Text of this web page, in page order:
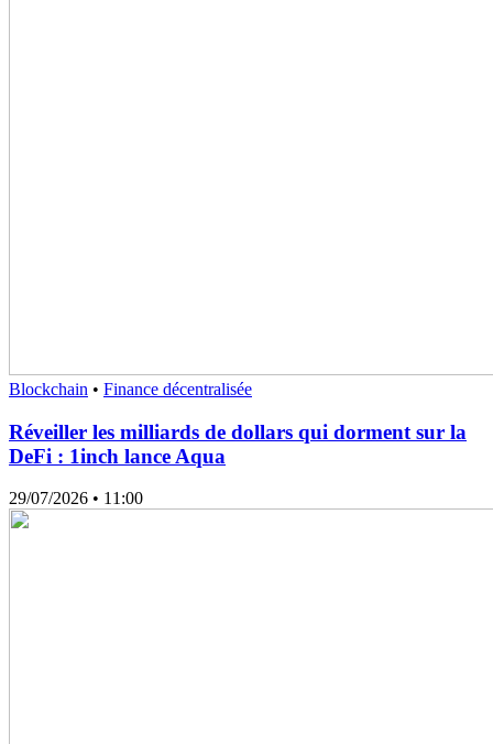
Blockchain • Finance décentralisée
Réveiller les milliards de dollars qui dorment sur la
DeFi : 1inch lance Aqua
29/07/2026 • 11:00